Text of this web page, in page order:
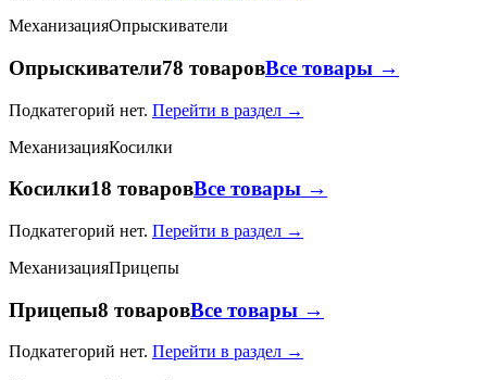
МеханизацияОпрыскиватели
Опрыскиватели78 товаровВсе товары →
Подкатегорий нет. Перейти в раздел →
МеханизацияКосилки
Косилки18 товаровВсе товары →
Подкатегорий нет. Перейти в раздел →
МеханизацияПрицепы
Прицепы8 товаровВсе товары →
Подкатегорий нет. Перейти в раздел →